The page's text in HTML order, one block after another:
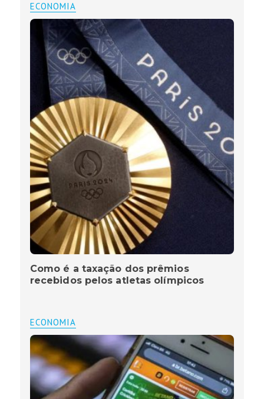
ECONOMIA
Como é a taxação dos prêmios
recebidos pelos atletas olímpicos
ECONOMIA